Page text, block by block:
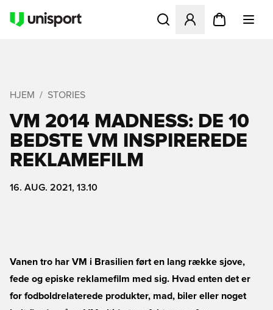
Åbner en Modal til at
HJEM STORIES
VM 2014 MADNESS: DE 10
BEDSTE VM INSPIREREDE
REKLAMEFILM
16. AUG. 2021, 13.10
Vanen tro har VM i Brasilien ført en lang række sjove,
fede og episke reklamefilm med sig. Hvad enten det er
for fodboldrelaterede produkter, mad, biler eller noget